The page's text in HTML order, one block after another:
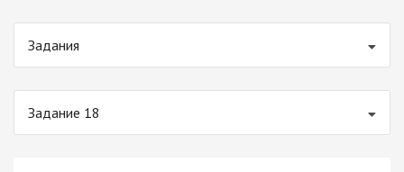
Задания
Задание 18